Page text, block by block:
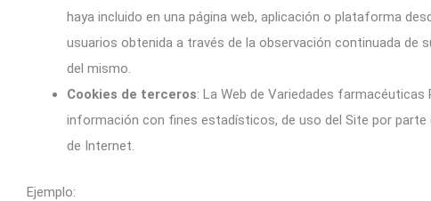
haya incluido en una página web, aplicación o plataforma
usuarios obtenida a través de la observación continuada de
del mismo.
Cookies de terceros: La Web de Variedades
información con fines estadísticos, de uso del Site por
de Internet.
Ejemplo: